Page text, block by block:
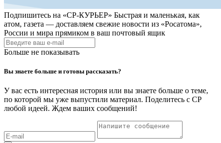
Подпишитесь на «СР-КУРЬЕР» Быстрая и маленькая, как
атом, газета — доставляем свежие новости из «Росатома»,
России и мира прямиком в ваш почтовый ящик
Больше не показывать
Вы знаете больше и готовы рассказать?
У вас есть интересная история или вы знаете больше о теме,
по которой мы уже выпустили материал. Поделитесь с СР
любой идеей. Ждем ваших сообщений!